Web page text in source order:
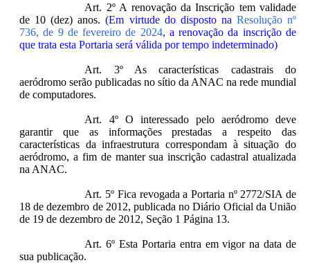
Art. 2º A renovação da Inscrição tem validade
de 10 (dez) anos.(Em virtude do disposto na Resolução nº
736, de 9 de fevereiro de 2024, a renovação da inscrição de
que trata esta Portaria será válida por tempo indeterminado)
Art. 3º As características cadastrais do
aeródromo serão publicadas no sítio da ANAC na rede mundial
de computadores.
Art. 4º O interessado pelo aeródromo deve
garantir que as informações prestadas a respeito das
características da infraestrutura correspondam à situação do
aeródromo, a fim de manter sua inscrição cadastral atualizada
na ANAC.
Art. 5º Fica revogada a Portaria nº 2772/SIA de
18 de dezembro de 2012, publicada no Diário Oficial da União
de 19 de dezembro de 2012, Seção 1 Página 13.
Art. 6º Esta Portaria entra em vigor na data de
sua publicação.